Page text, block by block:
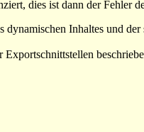
dies ist dann der Fehler
dynamischen Inhaltes und